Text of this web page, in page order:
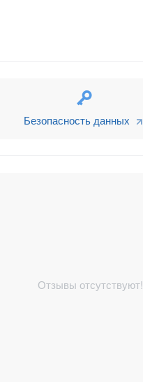
Безопасность данных
Отзывы отсутствуют!